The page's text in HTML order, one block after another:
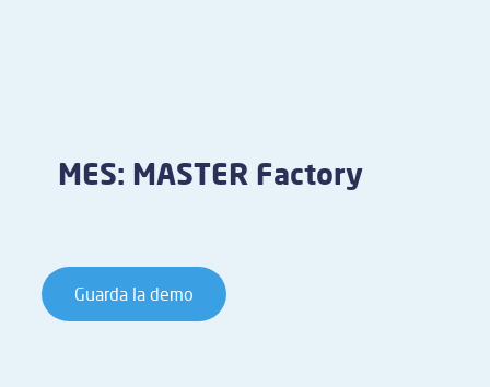
MES: MASTER Factory
Guarda la demo